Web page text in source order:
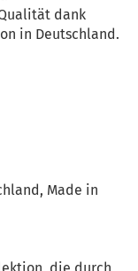
dank
in Deutschland.
Made in